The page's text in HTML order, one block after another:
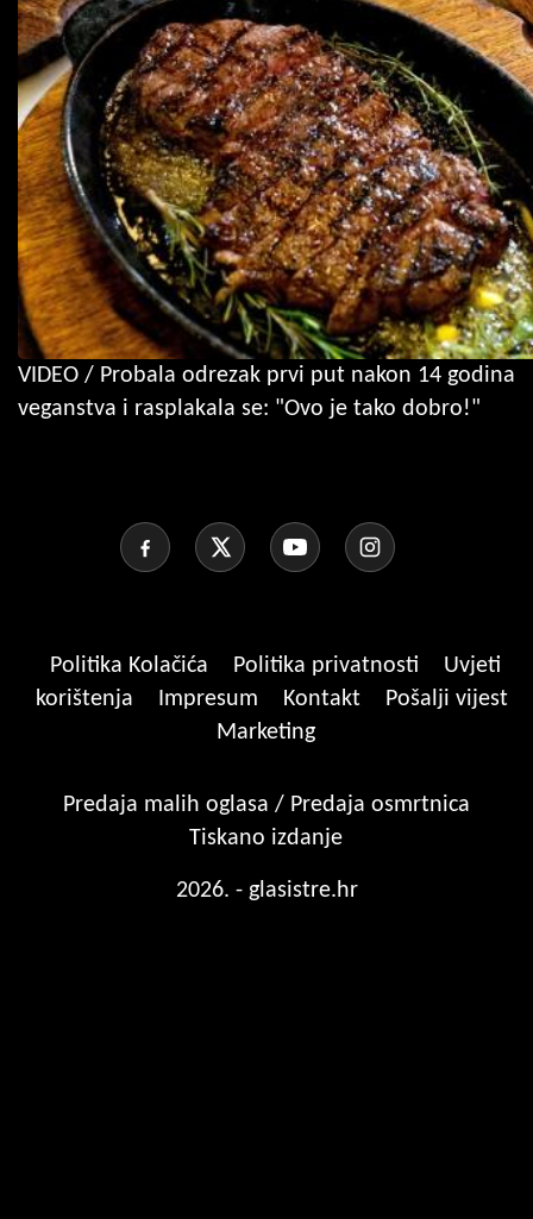
VIDEO / Probala odrezak prvi put nakon 14 godina
veganstva i rasplakala se: "Ovo je tako dobro!"
Politika Kolačića Politika privatnosti
Uvjeti
korištenja
Impresum Kontakt
Pošalji vijest
Marketing
Predaja malih oglasa / Predaja osmrtnica
Tiskano izdanje
2026. - glasistre.hr